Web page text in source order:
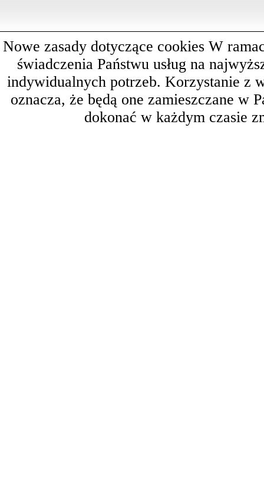
Nowe zasady dotyczące cookies W
świadczenia Państwu usług na
indywidualnych potrzeb. Korzystanie z
oznacza, że będą one zamieszczane w
dokonać w każdym czasie